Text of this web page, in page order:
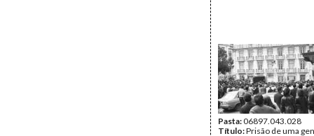
Pasta:06897.043.028
Título:Prisão de uma